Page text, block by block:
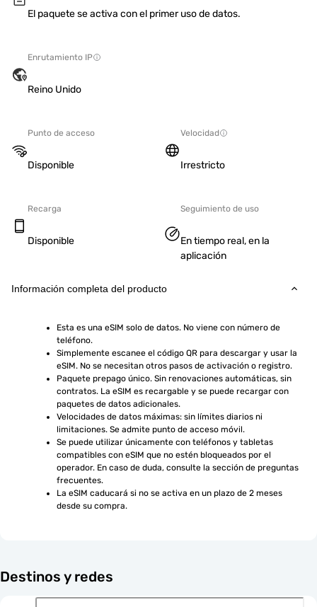
El paquete se activa con el primer uso de datos.
Enrutamiento IP
Reino Unido
Punto de acceso
Disponible
Velocidad
Irrestricto
Recarga
Disponible
Seguimiento de uso
En tiempo real, en la
aplicación
Información completa del producto
Esta es una eSIM solo de datos. No viene con número de
teléfono.
Simplemente escanee el código QR para descargar y usar la
eSIM. No se necesitan otros pasos de activación o registro.
Paquete prepago único. Sin renovaciones automáticas, sin
contratos. La eSIM es recargable y se puede recargar con
paquetes de datos adicionales.
Velocidades de datos máximas: sin límites diarios ni
limitaciones. Se admite punto de acceso móvil.
Se puede utilizar únicamente con teléfonos y tabletas
compatibles con eSIM que no estén bloqueados por el
operador. En caso de duda, consulte la sección de preguntas
frecuentes.
La eSIM caducará si no se activa en un plazo de 2 meses
desde su compra.
Destinos y redes